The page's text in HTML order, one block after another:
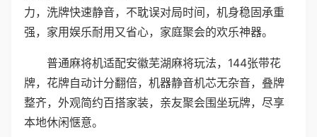
力，洗牌快速静音，不耽误对局时间，机身稳固承重
强，家用娱乐耐用又省心，家庭聚会的欢乐神器。
普通麻将机适配安徽芜湖麻将玩法，144张带花
牌，花牌自动计分翻倍，机器静音机芯无杂音，叠牌
整齐，外观简约百搭家装，亲友聚会围坐玩牌，尽享
本地休闲惬意。